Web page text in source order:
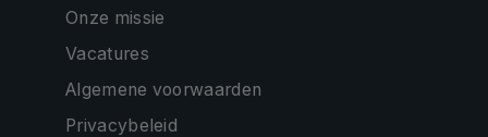
Onze missie
Vacatures
Algemene voorwaarden
Privacybeleid